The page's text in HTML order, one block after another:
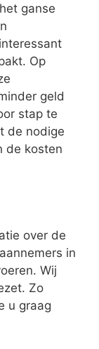
ganse
Op
geld
stap te
de nodige
de kosten
over de
in
Wij
Zo
u graag